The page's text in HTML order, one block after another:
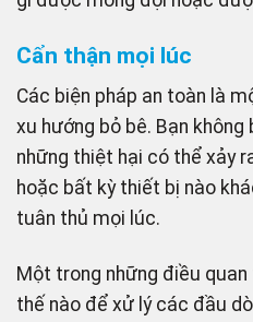
Cẩn thận mọi lúc
Các biện pháp an toàn là
xu hướng bỏ bê. Bạn
những thiệt hại có thể xảy
hoặc bất kỳ thiết bị nào
tuân thủ mọi lúc.
Một trong những điều
thế nào để xử lý các đầu